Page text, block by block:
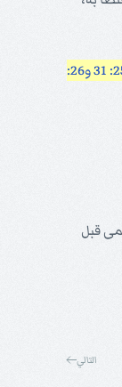
و26:
قبل
التالي